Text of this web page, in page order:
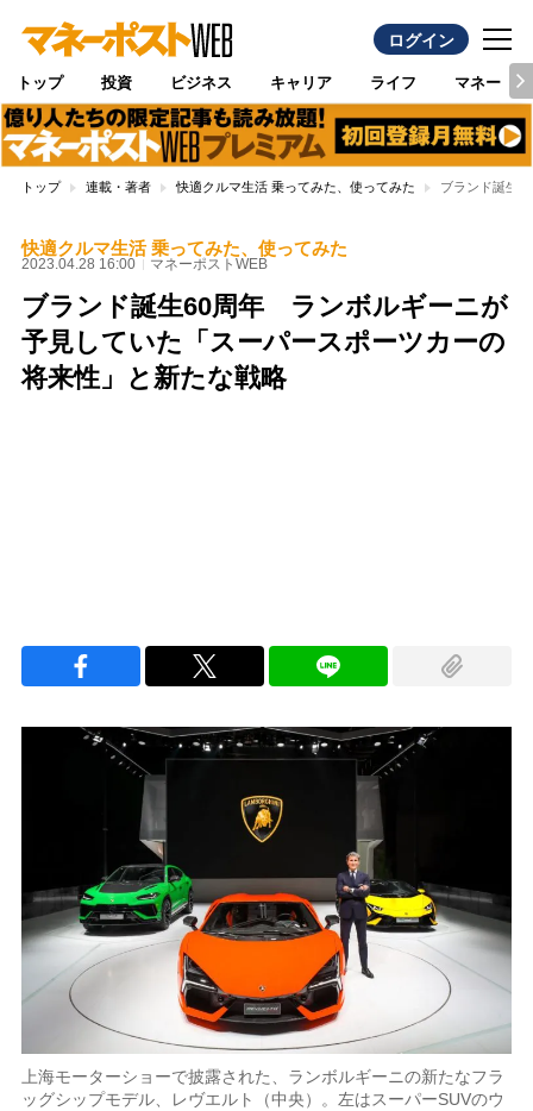
ログイン
トップ 投資 ビジネス キャリア ライフ マネー
トップ 連載・著者 快適クルマ生活 乗ってみた、使ってみた ブランド誕生
快適クルマ生活 乗ってみた、使ってみた
2023.04.28 16:00 マネーポストWEB
ブランド誕生60周年 ランボルギーニが
予見していた「スーパースポーツカーの
将来性」と新たな戦略
上海モーターショーで披露された、ランボルギーニの新たなフラ
ッグシップモデル、レヴエルト（中央）。左はスーパーSUVのウ